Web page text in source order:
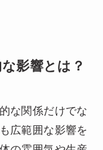
影響とは？
な関係だけでな
広範囲な影響を